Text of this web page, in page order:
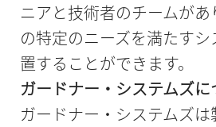
ニアと技術者のチームが
の特定のニーズを満たす
置することができます。
ガードナー・システムズに
ガードナー・システムズ